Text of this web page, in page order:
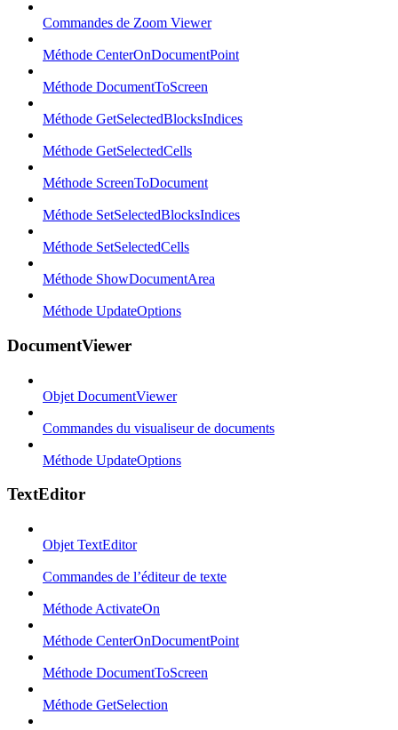
Commandes de Zoom Viewer
Méthode CenterOnDocumentPoint
Méthode DocumentToScreen
Méthode GetSelectedBlocksIndices
Méthode GetSelectedCells
Méthode ScreenToDocument
Méthode SetSelectedBlocksIndices
Méthode SetSelectedCells
Méthode ShowDocumentArea
Méthode UpdateOptions
DocumentViewer
Objet DocumentViewer
Commandes du visualiseur de documents
Méthode UpdateOptions
TextEditor
Objet TextEditor
Commandes de l’éditeur de texte
Méthode ActivateOn
Méthode CenterOnDocumentPoint
Méthode DocumentToScreen
Méthode GetSelection